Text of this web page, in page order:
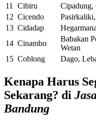
11 Cibiru
12 Cicendo
13 Cidadap
14 Cinambo
Babakan
Wetan
15 Coblong Dago,
Kenapa Harus
Sekarang? di
Bandung